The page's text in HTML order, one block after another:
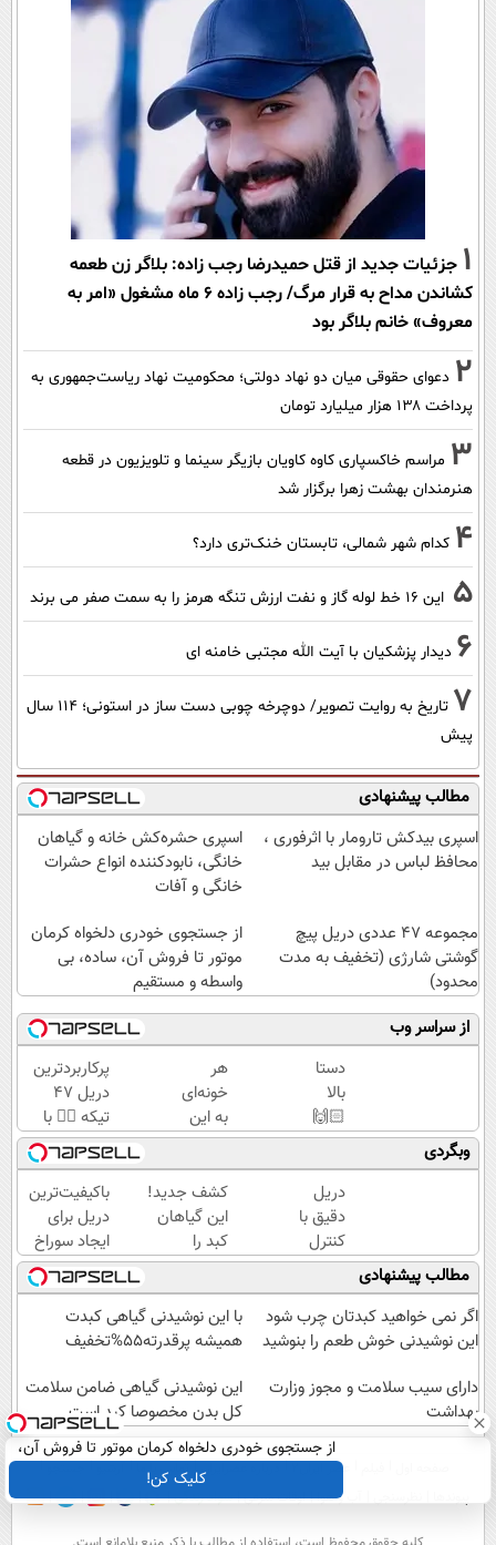
1 جزئیات جدید از قتل حمیدرضا رجب زاده: بلاگر زن طعمه
کشاندن مداح به قرار مرگ/ رجب زاده 6 ماه مشغول «امر به
معروف» خانم بلاگر بود
2 دعوای حقوقی میان دو نهاد دولتی؛ محکومیت نهاد ریاست‌جمهوری به
پرداخت ۱۳۸ هزار میلیارد تومان
3 مراسم خاکسپاری کاوه کاویان بازیگر سینما و تلویزیون در قطعه
هنرمندان بهشت زهرا برگزار شد
4 کدام شهر شمالی، تابستان خنک‌تری دارد؟
5 این 16 خط لوله گاز و نفت ارزش تنگه هرمز را به سمت صفر می برند
6 دیدار پزشکیان با آیت الله مجتبی خامنه ای
7
تاریخ به روایت تصویر/ دوچرخه چوبی دست ساز در استونی؛ 114 سال
پیش
مطالب پیشنهادی
اسپری بیدکش تارومار با اثرفوری ،
محافظ لباس در مقابل بید
اسپری حشره‌کش خانه و گیاهان
خانگی، نابودکننده انواع حشرات
خانگی و آفات
مجموعه 47 عددی دریل پیچ
گوشتی شارژی (تخفیف به مدت
محدود)
از جستجوی خودری دلخواه کرمان
موتور تا فروش آن، ساده، بی
واسطه و مستقیم
از سراسر وب
دستا
بالا
🙌🏻
قیمت
و
قدرته
این
دریل
کشته
میده
🔥
هر
خونه‌ای
به این
دریل
پرکاربرد
نیاز
داره😍
با
تخفیف
بخر😉
👌🏻
پرکاربردترین
دریل 47
تیکه 👈🏻 با
کمترین
قیمت 🔥
وبگردی
دریل
دقیق با
کنترل
سرعت
اتوماتیک
🎯
(مجموعه
+
ویژه)
کشف جدید!
این گیاهان
کبد را
پاکسازی می
کنند(سفارش
با تخفیف
ویژه)
باکیفیت‌ترین
دریل برای
ایجاد سوراخ
😱
مطالب پیشنهادی
اگر نمی خواهید کبدتان چرب شود
این نوشیدنی خوش طعم را بنوشید
با این نوشیدنی گیاهی کبدت
همیشه پرقدرته55%تخفیف
دارای سیب سلامت و مجوز وزارت
بهداشت
این نوشیدنی گیاهی ضامن سلامت
کل بدن مخصوصا کبد است
از جستجوی خودری دلخواه کرمان موتور تا فروش آن،
ساده، بی واسطه و مستقیم
کلیک کن! عصر ایران۲ درباره عصرایران تماس با ما
آب و هوا اوقات شرعی سواد زندگی